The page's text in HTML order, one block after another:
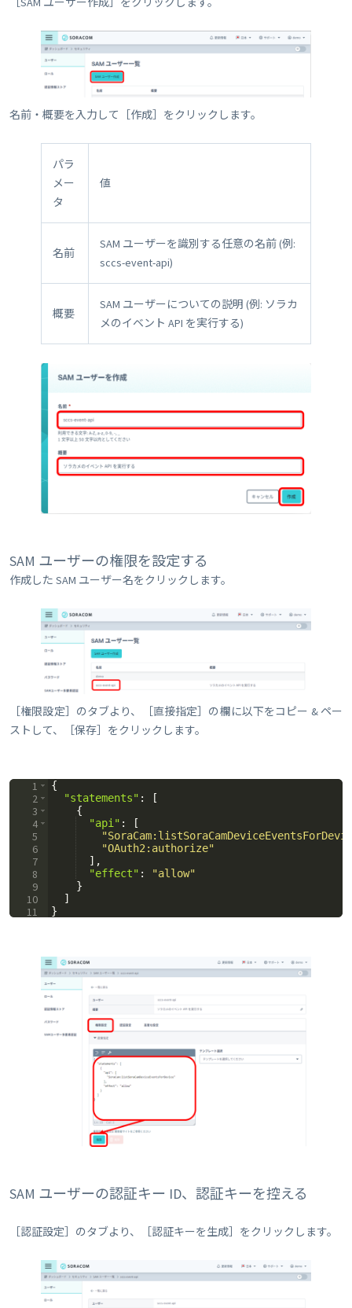
名前・概要を入力して［作成］をクリックします。
パラ
メー
タ
値
名前
SAM ユーザーを識別する任意の名前 (例:
sccs-event-api)
概要
SAM ユーザーについての説明 (例: ソラカ
メのイベント API を実行する)
SAM ユーザーの権限を設定する
作成した SAM ユーザー名をクリックします。
［権限設定］のタブより、［直接指定］の欄に以下をコピー & ペー
ストして、［保存］をクリックします。
1
2
3
4
5
6
7
8
9
10
11
{
"statements" :
[
{
"api" :
[
"OAuth2:authorize"
] ,
"effect" :
"allow"
}
]
}
SAM ユーザーの認証キー ID、認証キーを控える
［認証設定］のタブより、［認証キーを生成］をクリックします。